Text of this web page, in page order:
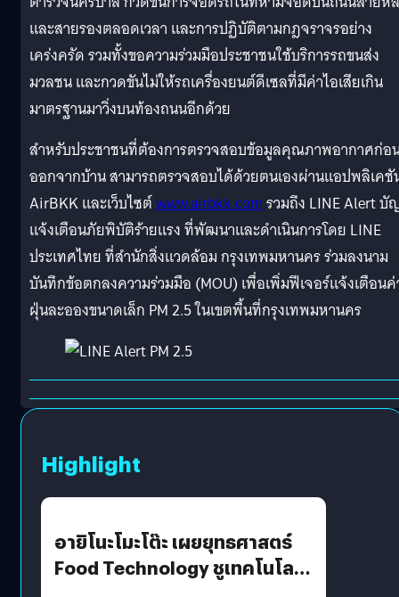
และสายรองตลอดเวลา และการปฏิบัติตามกฎจราจรอย่าง
เคร่งครัด รวมทั้งขอความร่วมมือประชาชนใช้บริการรถขนส่ง
มวลชน และกวดขันไม่ให้รถเครื่องยนต์ดีเซลที่มีค่าไอเสียเกิน
มาตรฐานมาวิ่งบนท้องถนนอีกด้วย
สำหรับประชาชนที่ต้องการตรวจสอบข้อมูลคุณภาพอากาศก่อ
ออกจากบ้าน สามารถตรวจสอบได้ด้วยตนเองผ่านแอปพลิเคชั
AirBKK และเว็บไซต์www.airbkk.comรวมถึง LINE Alert บั
แจ้งเตือนภัยพิบัติร้ายแรง ที่พัฒนาและดำเนินการโดย LINE
ประเทศไทย ที่สำนักสิ่งแวดล้อม กรุงเทพมหานคร ร่วมลงนาม
บันทึกข้อตกลงความร่วมมือ (MOU) เพื่อเพิ่มฟีเจอร์แจ้งเตือน
ฝุ่นละอองขนาดเล็ก PM 2.5 ในเขตพื้นที่กรุงเทพมหานคร
Highlight
อายิโนะโมะโต๊ะ เผยยุทธศาสตร์
Food Technology ชูเทคโนโลยี